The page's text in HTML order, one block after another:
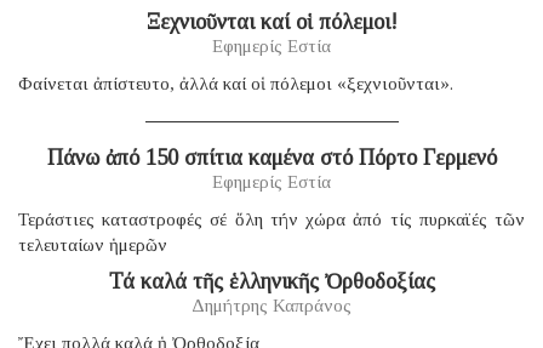
Ξεχνιοῦνται καί οἱ πόλεμοι!
Εφημερίς Εστία
Φαίνεται ἀπίστευτο, ἀλλά καί οἱ πόλεμοι «ξεχνιοῦνται».
Πάνω ἀπό 150 σπίτια καμένα στό Πόρτο Γερμενό
Εφημερίς Εστία
Τεράστιες καταστροφές σέ ὅλη τήν χώρα ἀπό τίς πυρκαϊές τῶν
τελευταίων ἡμερῶν
Τά καλά τῆς ἑλληνικῆς Ὀρθοδοξίας
Δημήτρης Καπράνος
Ἔχει πολλά καλά ἡ Ὀρθοδοξία